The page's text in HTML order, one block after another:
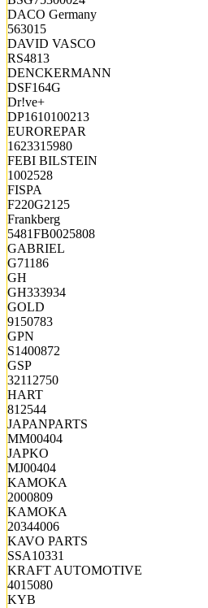
DACO Germany
563015
DAVID VASCO
RS4813
DENCKERMANN
DSF164G
Dr!ve+
DP1610100213
EUROREPAR
1623315980
FEBI BILSTEIN
1002528
FISPA
F220G2125
Frankberg
5481FB0025808
GABRIEL
G71186
GH
GH333934
GOLD
9150783
GPN
S1400872
GSP
32112750
HART
812544
JAPANPARTS
MM00404
JAPKO
MJ00404
KAMOKA
2000809
KAMOKA
20344006
KAVO PARTS
SSA10331
KRAFT AUTOMOTIVE
4015080
KYB